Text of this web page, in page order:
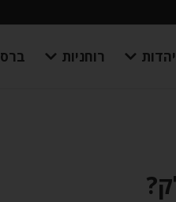
יהדות רוחניות